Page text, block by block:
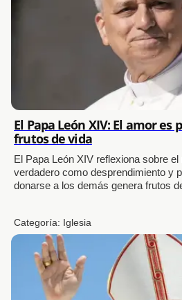
El Papa León XIV: El amor es
frutos de vida
El Papa León XIV reflexiona sobre
verdadero como desprendimiento y
donarse a los demás genera frutos
Categoría: Iglesia